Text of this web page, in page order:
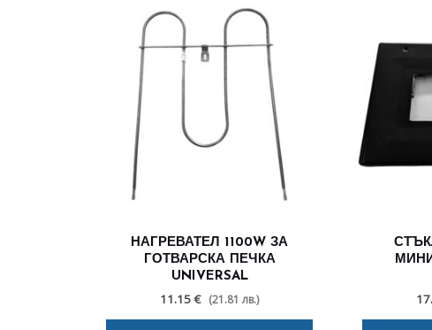
НАГРЕВАТЕЛ 1100W ЗА
ГОТВАРСКА ПЕЧКА
UNIVERSAL
11.15 € (21.81 лв.)